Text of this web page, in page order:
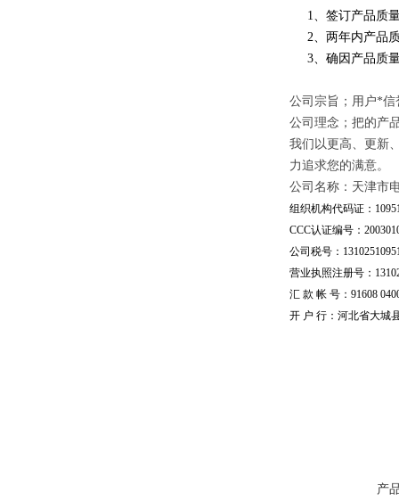
1、签订产品质量
2、两年内产品质
3、确因产品质量
公司宗旨；用户*
公司理念；把的产
我们以更高、更新
力追求您的满意。
公司名称：天津市
组织机构代码证：
CCC认证编号：
公司税号：
营业执照注册号：
汇 款 帐 号：91608
开 户 行：河北省大城
产